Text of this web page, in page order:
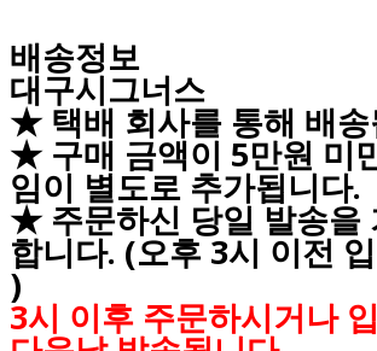
배송정보
대구시그너스
★ 택배 회사를 통해 배송
★ 구매 금액이 5만원 미
임이 별도로 추가됩니다.
★ 주문하신 당일 발송을
합니다. (오후 3시 이전
)
3시 이후 주문하시거나